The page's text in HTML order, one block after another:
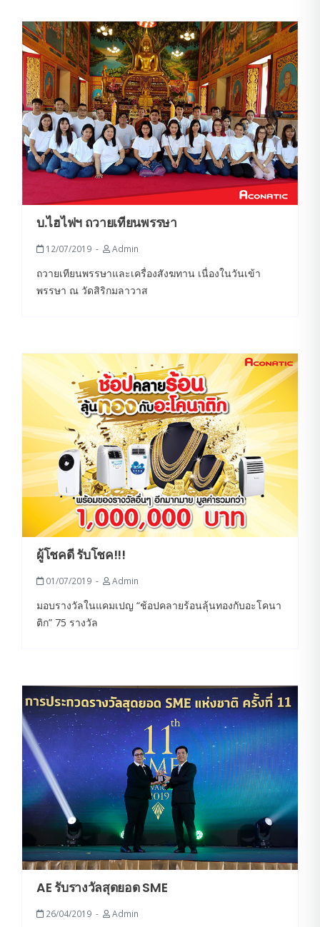
บ.ไฮไฟฯ ถวายเทียนพรรษา
12/07/2019 Admin
ถวายเทียนพรรษาและเครื่องสังฆทาน เนื่องในวันเข้า
พรรษา ณ วัดสิริกมลาวาส
ผู้โชคดี รับโชค!!!
01/07/2019 Admin
มอบรางวัลในแคมเปญ “ช้อปคลายร้อนลุ้นทองกับอะโคนา
ติก” 75 รางวัล
AE รับรางวัลสุดยอด SME
26/04/2019 Admin